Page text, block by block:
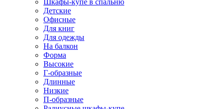
Шкафы-купе в спальню
Детские
Офисные
Для книг
Для одежды
На балкон
Форма
Высокие
Г-образные
Длинные
Низкие
П-образные